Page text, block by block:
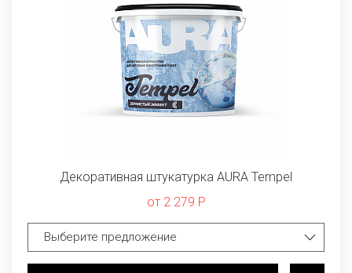
Декоративная штукатурка AURA Tempel
от 2 279 Р